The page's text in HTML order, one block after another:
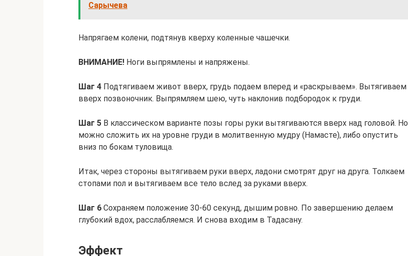
Сарычева
Напрягаем колени, подтянув кверху коленные чашечки.
ВНИМАНИЕ! Ноги выпрямлены и напряжены.
Шаг 4 Подтягиваем живот вверх, грудь подаем вперед и «раскрываем». Вытягиваем
вверх позвоночник. Выпрямляем шею, чуть наклонив подбородок к груди.
Шаг 5 В классическом варианте позы горы руки вытягиваются вверх над головой. Но
можно сложить их на уровне груди в молитвенную мудру (Намасте), либо опустить
вниз по бокам туловища.
Итак, через стороны вытягиваем руки вверх, ладони смотрят друг на друга. Толкаем
стопами пол и вытягиваем все тело вслед за руками вверх.
Шаг 6 Сохраняем положение 30-60 секунд, дышим ровно. По завершению делаем
глубокий вдох, расслабляемся. И снова входим в Тадасану.
Эффект